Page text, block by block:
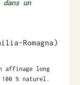
un
Romagna)
affinage long
% naturel.